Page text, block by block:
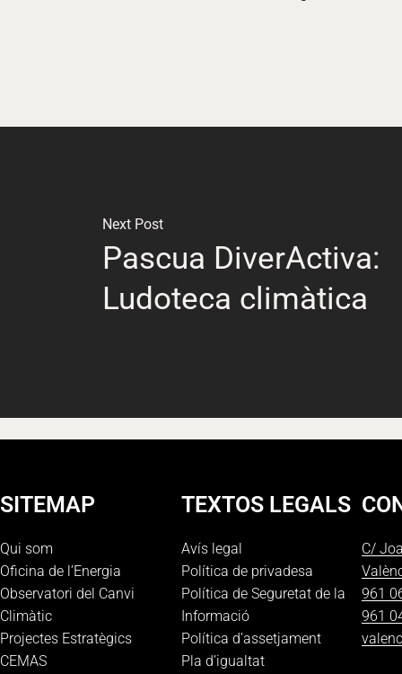
Next Post
Pascua DiverActiva:
Ludoteca climàtica
SITEMAP
Qui som
Oficina de l’Energia
Observatori del Canvi
Climàtic
Projectes Estratègics
CEMAS
TEXTOS LEGALS
Avís legal
Política de privadesa
Política de Seguretat de la
Informació
Política d’assetjament
Pla d’igualtat
C/
961
961